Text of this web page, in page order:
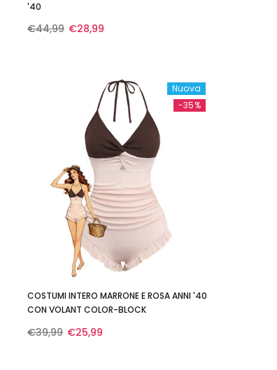
'40
€44,99 €28,99
Nuova
-35%
COSTUMI INTERO MARRONE E ROSA ANNI '40
CON VOLANT COLOR-BLOCK
€39,99 €25,99